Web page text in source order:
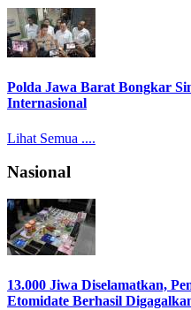
Polda Jawa Barat Bongkar
Internasional
Lihat Semua ....
Nasional
13.000 Jiwa Diselamatkan,
Etomidate Berhasil